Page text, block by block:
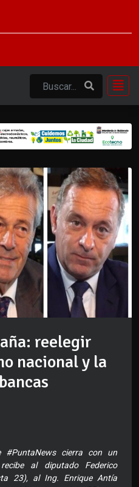
reelegir
nacional y la
cierra con un
al diputado Federico
23), al Ing. Enrique Antía